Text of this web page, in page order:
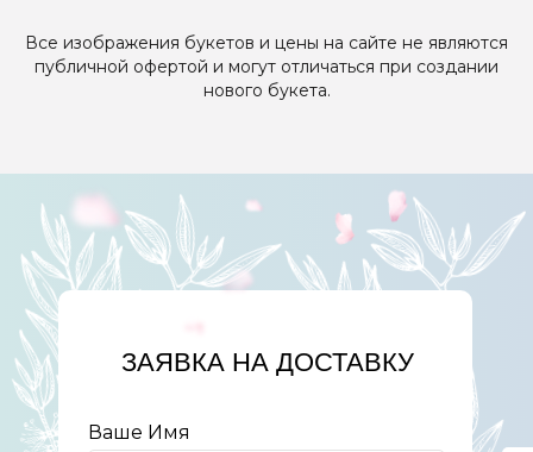
Все изображения букетов и цены на сайте не являются
публичной офертой и могут отличаться при создании
нового букета.
Ваше Имя
ЗАЯВКА НА ДОСТАВКУ